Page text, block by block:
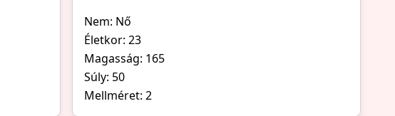
Nem: Nő
Életkor: 23
Magasság: 165
Súly: 50
Mellméret: 2